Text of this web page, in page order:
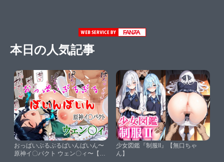
本日の人気記事
おっぱいぶるぶるばいんばいん〜
原神イ〇パクト ウェン〇ィ〜【ら
少女図鑑『制服II』【無口ちゃ
ん】